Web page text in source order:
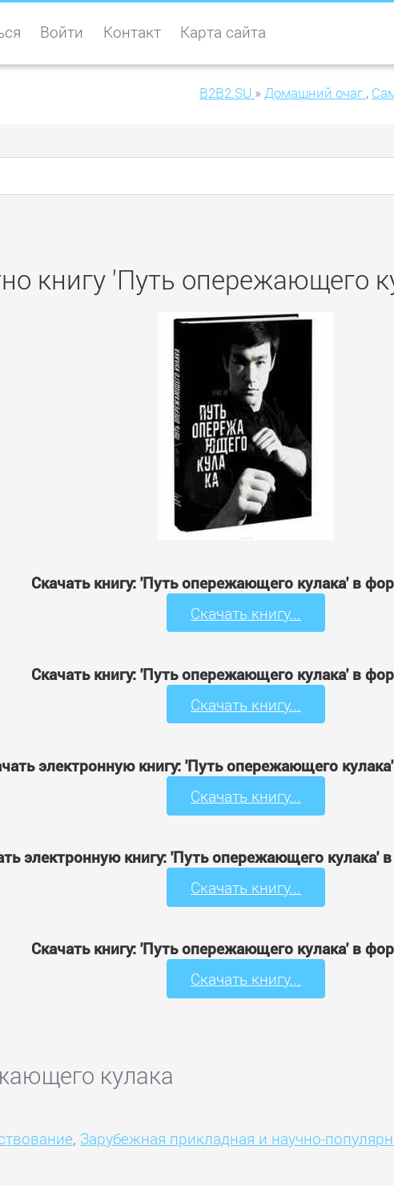
Войти Контакт Карта сайта
B2B2.SU » Домашний очаг ,
книгу 'Путь опережающего
Скачать книгу: 'Путь опережающего кулака' в
Скачать книгу...
Скачать книгу: 'Путь опережающего кулака' в
Скачать книгу...
электронную книгу: 'Путь опережающего
Скачать книгу...
электронную книгу: 'Путь опережающего кулака'
Скачать книгу...
Скачать книгу: 'Путь опережающего кулака' в
Скачать книгу...
кулака
, Зарубежная прикладная и научно-